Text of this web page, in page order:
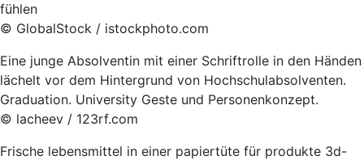
fühlen
© GlobalStock / istockphoto.com
Eine junge Absolventin mit einer Schriftrolle in den Händen
lächelt vor dem Hintergrund von Hochschulabsolventen.
Graduation. University Geste und Personenkonzept.
© lacheev / 123rf.com
Frische lebensmittel in einer papiertüte für produkte 3d-